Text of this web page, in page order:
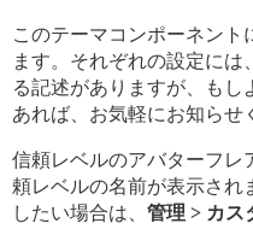
このテーマコンポーネント
ます。それぞれの設定に
る記述がありますが、も
あれば、お気軽にお知らせ
信頼レベルのアバターフレ
頼レベルの名前が表示され
したい場合は、 管理 > カス